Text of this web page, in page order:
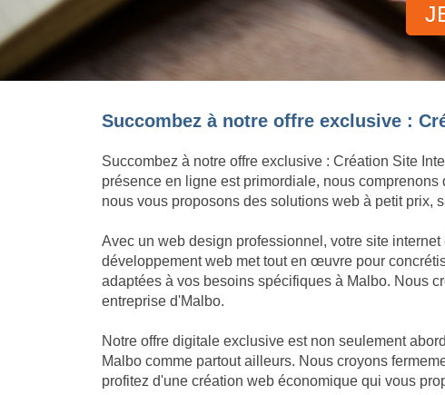
Succombez à notre offre exclusive :
Succombez à notre offre exclusive : Création Site
présence en ligne est primordiale, nous
nous vous proposons des solutions web à petit prix,
Avec un web design professionnel, votre site
développement web met tout en œuvre pour
adaptées à vos besoins spécifiques à Malbo. Nous
entreprise d'Malbo.
Notre offre digitale exclusive est non seulement
Malbo comme partout ailleurs. Nous croyons
profitez d'une création web économique qui vous